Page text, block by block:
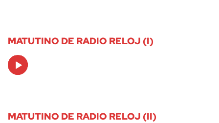
MATUTINO DE RADIO RELOJ (I)
Audio
Player
MATUTINO DE RADIO RELOJ (II)